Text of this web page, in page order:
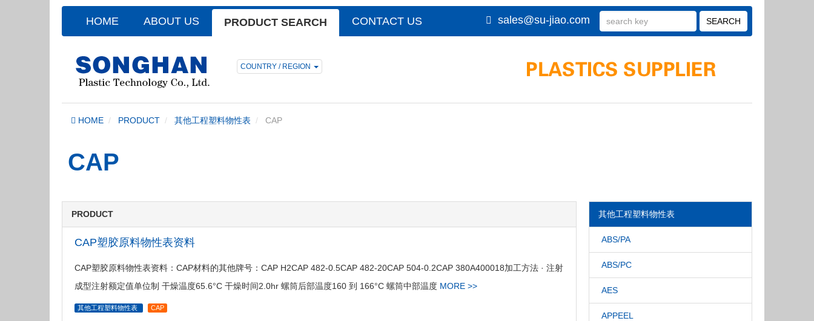
HOME ABOUT US PRODUCT SEARCH CONTACT US sales@su-jiao.com
COUNTRY / REGION
HOME PRODUCT 其他工程塑料物性表 CAP
CAP
PRODUCT
CAP塑胶原料物性表资料
CAP塑胶原料物性表资料：CAP材料的其他牌号：CAP H2CAP 482-0.5CAP 482-20CAP 504-0.2CAP 380A400018加工方法 · 注射
成型注射额定值单位制 干燥温度65.6°C 干燥时间2.0hr 螺筒后部温度160 到 166°C 螺筒中部温度 MORE >>
其他工程塑料物性表 CAP
其他工程塑料物性表
ABS/PA
ABS/PC
AES
APPEEL